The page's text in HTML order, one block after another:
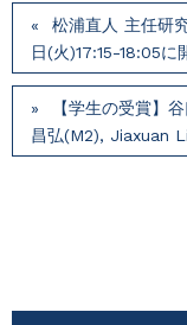
松浦直人 主任研
⽇(火)17:15-18:05に
【学生の受賞】
昌弘(M2), Jiaxuan